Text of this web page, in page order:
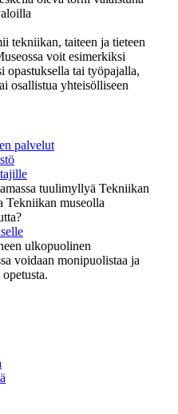
tekniikan, taiteen ja tieteen
voit esimerkiksi
opastuksella tai työpajalla,
osallistua yhteisölliseen
palvelut
ulkopuolinen
voidaan monipuolistaa ja